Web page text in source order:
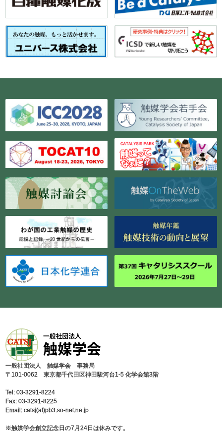
⼀般社団法⼈ 触媒学会 事務局
〒101-0062 東京都千代⽥区神⽥駿河台1-5 化学会館3階
Tel: 03-3291-8224
Fax: 03-3291-8225
Email: catsj(at)pb3.so-net.ne.jp
※触媒学会創⽴記念⽇の7⽉24⽇は休みです。